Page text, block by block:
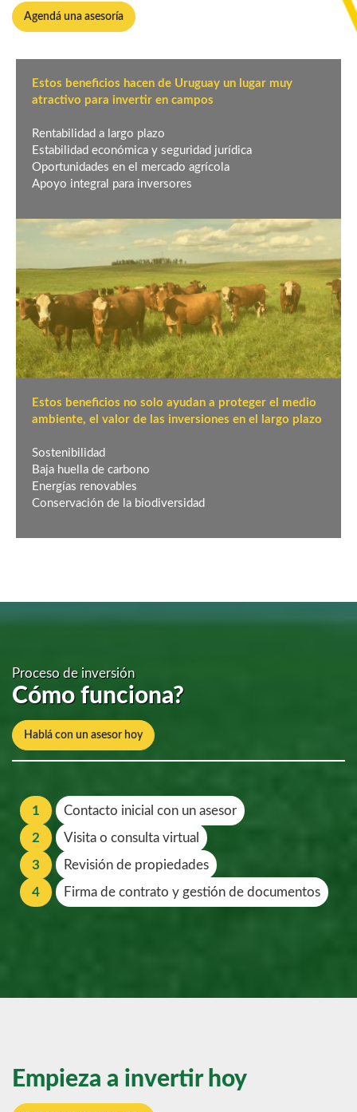
Agendá una asesoría
Estos beneficios hacen de Uruguay un lugar muy
atractivo para invertir en campos
Rentabilidad a largo plazo
Estabilidad económica y seguridad jurídica
Oportunidades en el mercado agrícola
Estos beneficios no solo ayudan a proteger el medio
ambiente, el valor de las inversiones en el largo plazo
Sostenibilidad
Baja huella de carbono
Energías renovables
Proceso de inversión
Cómo funciona?
Hablá con un asesor hoy
1
Contacto inicial con un asesor
2
Visita o consulta virtual
3
Revisión de propiedades
4
Firma de contrato y gestión de documentos
Empieza a invertir hoy